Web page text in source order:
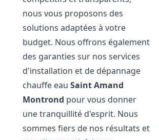
nous vous proposons des
solutions adaptées à votre
budget. Nous offrons également
des garanties sur nos services
d'installation et de dépannage
chauffe eauSaint Amand
Montrond pour vous donner
une tranquillité d'esprit. Nous
sommes fiers de nos résultats et